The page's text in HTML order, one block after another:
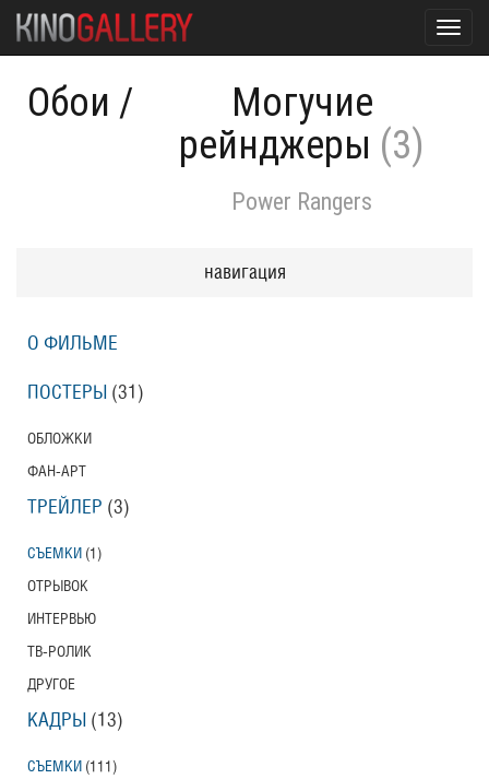
Обои /
Могучие
рейнджеры (3)
Power Rangers
навигация
О ФИЛЬМЕ
ПОСТЕРЫ (31)
ОБЛОЖКИ
ФАН-АРТ
ТРЕЙЛЕР (3)
СЪЕМКИ (1)
ОТРЫВОК
ИНТЕРВЬЮ
ТВ-РОЛИК
ДРУГОЕ
КАДРЫ (13)
СЪЕМКИ (111)